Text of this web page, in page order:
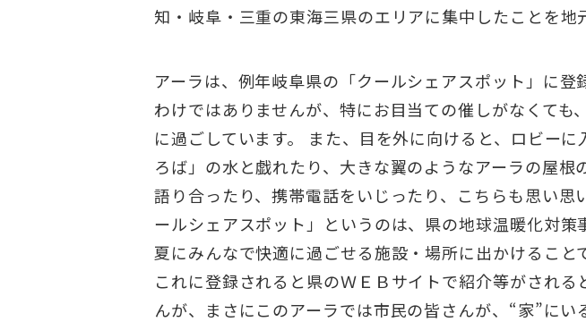
知・岐阜・三重の東海三県のエリアに集中したことを地
アーラは、例年岐阜県の「クールシェアスポット」に
わけではありませんが、特にお目当ての催しがなくて
に過ごしています。 また、目を外に向けると、ロビー
ろば」の水と戯れたり、大きな翼のようなアーラの屋根
語り合ったり、携帯電話をいじったり、こちらも思い
ールシェアスポット」というのは、県の地球温暖化対
夏にみんなで快適に過ごせる施設・場所に出かけること
これに登録されると県のＷＥＢサイトで紹介等がされ
んが、まさにこのアーラでは市民の皆さんが、“家”に